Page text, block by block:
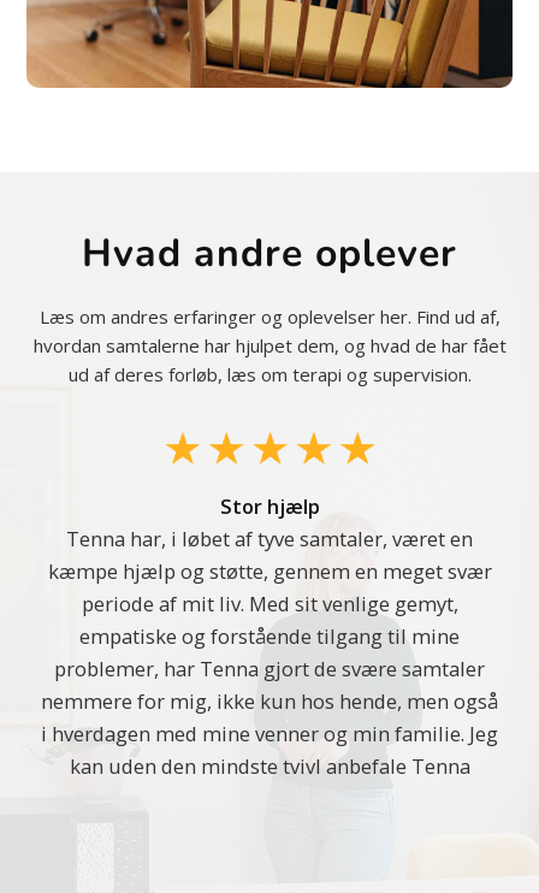
Hvad andre oplever
Læs om andres erfaringer og oplevelser her. Find ud af,
hvordan samtalerne har hjulpet dem, og hvad de har fået
ud af deres forløb, læs om terapi og supervision.
Stor hjælp
Tenna har, i løbet af tyve samtaler, været en
kæmpe hjælp og støtte, gennem en meget svær
periode af mit liv. Med sit venlige gemyt,
empatiske og forstående tilgang til mine
problemer, har Tenna gjort de svære samtaler
nemmere for mig, ikke kun hos hende, men også
i hverdagen med mine venner og min familie. Jeg
kan uden den mindste tvivl anbefale Tenna